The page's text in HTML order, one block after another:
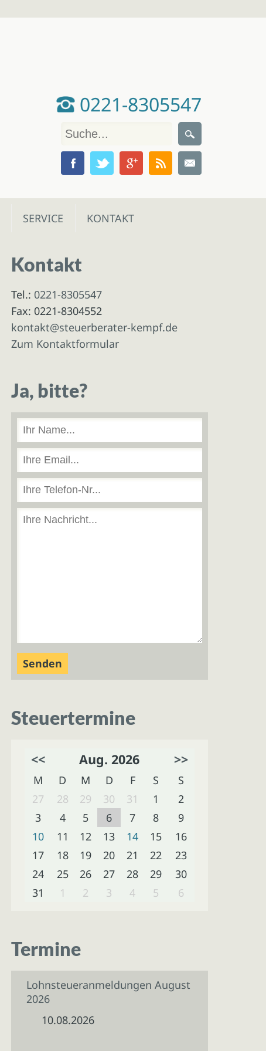
0221-8305547
SERVICE KONTAKT
Kontakt
Tel.: 0221-8305547
Fax: 0221-8304552
kontakt@steuerberater-kempf.de
Zum Kontaktformular
Ja, bitte?
Steuertermine
<< Aug. 2026 >>
M D M D F S
S
27
28 29 30 31 1
2
3
4 5 6 7 8
9
10
11 12 13 14 15
16
17
18 19 20 21 22
23
24
25 26 27 28 29
30
31
1 2 3 4 5 6
Termine
Lohnsteueranmeldungen August
2026
10.08.2026